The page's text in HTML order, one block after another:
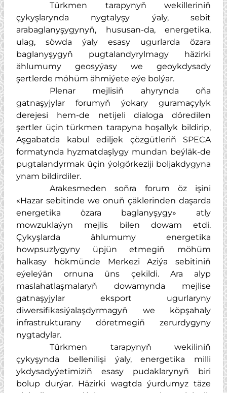
Türkmen tarapynyň wekilleriniň
çykyşlarynda nygtalyşy ýaly, sebit
arabaglanyşygynyň, hususan-da, energetika,
ulag, söwda ýaly esasy ugurlarda özara
baglanyşygyň pugtalandyrylmagy häzirki
ählumumy geosyýasy we geoykdysady
şertlerde möhüm ähmiýete eýe bolýar.
Plenar mejlisiň ahyrynda oňa
gatnaşyjylar forumyň ýokary guramaçylyk
derejesi hem-de netijeli dialoga döredilen
şertler üçin türkmen tarapyna hoşallyk bildirip,
Aşgabatda kabul ediljek çözgütleriň SPECA
formatynda hyzmatdaşlygy mundan beýläk-de
pugtalandyrmak üçin ýolgörkeziji boljakdygyna
ynam bildirdiler.
Arakesmeden soňra forum öz işini
«Hazar sebitinde we onuň çäklerinden daşarda
energetika özara baglanyşygy» atly
mowzuklaýyn mejlis bilen dowam etdi.
Çykyşlarda ählumumy energetika
howpsuzlygyny üpjün etmegiň möhüm
halkasy hökmünde Merkezi Aziýa sebitiniň
eýeleýän ornuna üns çekildi. Ara alyp
maslahatlaşmalaryň dowamynda mejlise
gatnaşyjylar eksport ugurlaryny
diwersifikasiýalaşdyrmagyň we köpşahaly
infrastrukturany döretmegiň zerurdygyny
nygtadylar.
Türkmen tarapynyň wekiliniň
çykyşynda bellenilişi ýaly, energetika milli
ykdysadyýetimiziň esasy pudaklarynyň biri
bolup durýar. Häzirki wagtda ýurdumyz täze